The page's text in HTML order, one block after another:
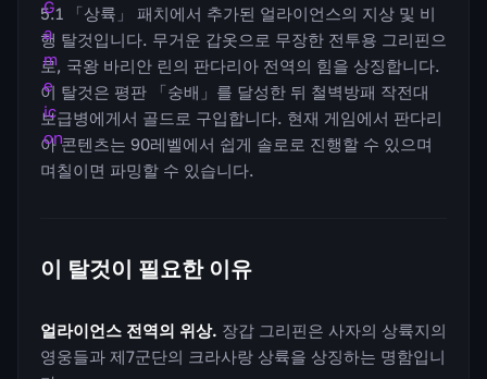
5.1 「상륙」 패치에서 추가된 얼라이언스의 지상 및 비
행 탈것입니다. 무거운 갑옷으로 무장한 전투용 그리핀으
로, 국왕 바리안 린의 판다리아 전역의 힘을 상징합니다.
이 탈것은 평판 「숭배」를 달성한 뒤 철벽방패 작전대
보급병에게서 골드로 구입합니다. 현재 게임에서 판다리
아 콘텐츠는 90레벨에서 쉽게 솔로로 진행할 수 있으며
며칠이면 파밍할 수 있습니다.
이 탈것이 필요한 이유
얼라이언스 전역의 위상. 장갑 그리핀은 사자의 상륙지의
영웅들과 제7군단의 크라사랑 상륙을 상징하는 명함입니